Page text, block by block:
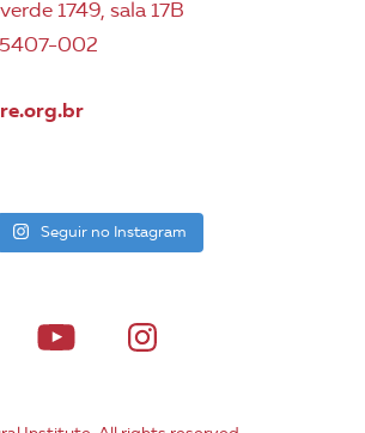
1749, sala 17B
002
Seguir no Instagram